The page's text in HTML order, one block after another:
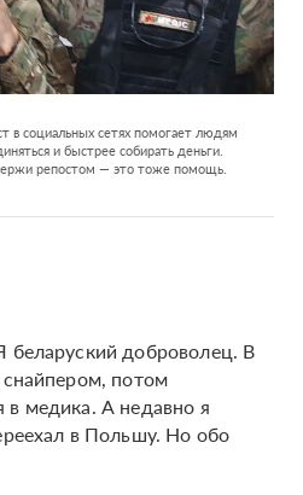
в социальных сетях помогает людям
и быстрее собирать деньги.
репостом — это тоже помощь.
доброволец. В
потом
в медика. А недавно я
в Польшу. Но обо